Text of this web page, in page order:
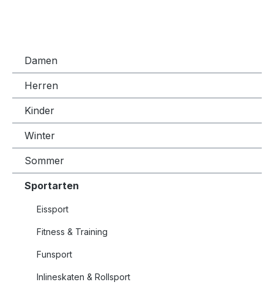
Damen
Herren
Kinder
Winter
Sommer
Sportarten
Eissport
Fitness & Training
Funsport
Inlineskaten & Rollsport